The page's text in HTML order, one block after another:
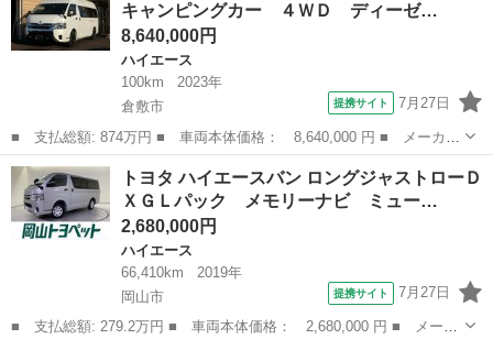
可 バック...
キャンピングカー ４ＷＤ ディーゼ…
8,640,000円
ハイエース
100km
2023年
倉敷市
提携サイト 7月27日
■ 支払総額: 874万円 ■ 車両本体価格： 8,640,000 円 ■ メーカー
名： トヨタ ■ 車種名： ハイエースバン ■ グレード名： Ｓロ
ングワイドＤＸ キャンピングカー ４ＷＤ ディーゼルターボ パ
ノラミック...
岡山 倉敷市 ハイエース
トヨタ ハイエースバン ロングジャストローＤ
ＸＧＬパック メモリーナビ ミュー…
2,680,000円
ハイエース
66,410km
2019年
岡山市
提携サイト 7月27日
■ 支払総額: 279.2万円 ■ 車両本体価格： 2,680,000 円 ■ メーカ